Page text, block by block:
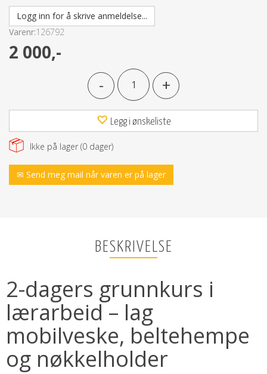
Logg inn for å skrive anmeldelse...
Varenr:126792
2 000,-
- +
Legg i ønskeliste
Ikke på lager (0 dager)
✉ Send meg mail når varen er på lager
BESKRIVELSE
2-dagers grunnkurs i
lærarbeid – lag
mobilveske, beltehempe
og nøkkelholder